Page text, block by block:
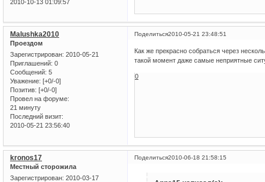
2010-10-13 01:09:57
Поделиться2010-05-21 23:48:51
Malushka2010
Проездом
Зарегистрирован: 2010-05-21
Приглашений: 0
Сообщений: 5
Уважение: [+0/-0]
Позитив: [+0/-0]
Провел на форуме:
21 минуту
Последний визит:
2010-05-21 23:56:40
Как же прекрасно собраться через
такой момент даже самые неприятные
0
Поделиться2010-06-18 21:58:15
kronos17
Местный сторожила
Зарегистрирован: 2010-03-17